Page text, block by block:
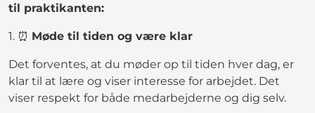
til praktikanten:
1. ⏰ Møde til tiden og være klar
Det forventes, at du møder op til tiden hver dag, er
klar til at lære og viser interesse for arbejdet. Det
viser respekt for både medarbejderne og dig selv.